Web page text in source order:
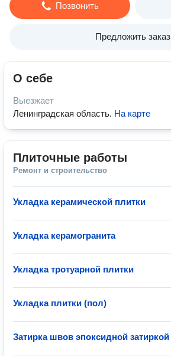
Позвонить
Предложить заказ
О себе
Выезжает
Ленинградская область. На карте
Плиточные работы
Ремонт и строительство
Укладка керамической плитки
Укладка керамогранита
Укладка тротуарной плитки
Укладка плитки (пол)
Затирка швов эпоксидной затиркой